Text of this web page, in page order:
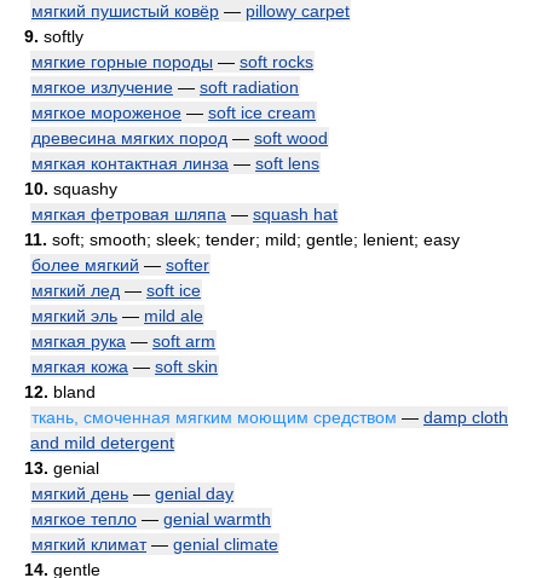
мягкий пушистый ковёр — pillowy carpet
9. softly
мягкие горные породы — soft rocks
мягкое излучение — soft radiation
мягкое мороженое — soft ice cream
древесина мягких пород — soft wood
мягкая контактная линза — soft lens
10. squashy
мягкая фетровая шляпа — squash hat
11. soft; smooth; sleek; tender; mild; gentle; lenient; easy
более мягкий — softer
мягкий лед — soft ice
мягкий эль — mild ale
мягкая рука — soft arm
мягкая кожа — soft skin
12. bland
ткань, смоченная мягким моющим средством — damp cloth
and mild detergent
13. genial
мягкий день — genial day
мягкое тепло — genial warmth
мягкий климат— genial climate
14. gentle